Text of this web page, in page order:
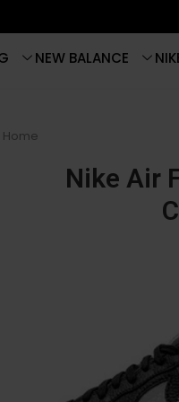
NEW BALANCE
Home
Nike Air